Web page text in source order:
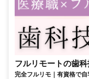
フルリモートの歯
完全フルリモ｜有資格で